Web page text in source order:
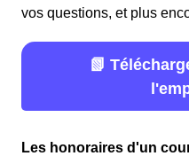
vos questions, et plus
📗
Les honoraires d'un